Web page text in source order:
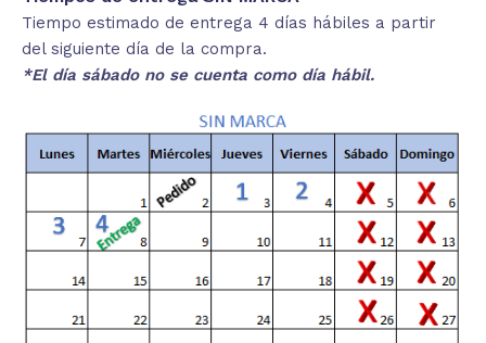
Tiempo estimado de entrega 4 días hábiles a partir
del siguiente día de la compra.
*El día sábado no se cuenta como día hábil.